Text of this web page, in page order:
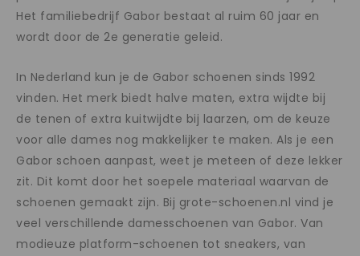
Het familiebedrijf Gabor bestaat al ruim 60 jaar en
wordt door de 2e generatie geleid.
In Nederland kun je de Gabor schoenen sinds 1992
vinden. Het merk biedt halve maten, extra wijdte bij
de tenen of extra kuitwijdte bij laarzen, om de keuze
voor alle dames nog makkelijker te maken. Als je een
Gabor schoen aanpast, weet je meteen of deze lekker
zit. Dit komt door het soepele materiaal waarvan de
schoenen gemaakt zijn. Bij grote-schoenen.nl vind je
veel verschillende damesschoenen van Gabor. Van
modieuze platform-schoenen tot sneakers, van